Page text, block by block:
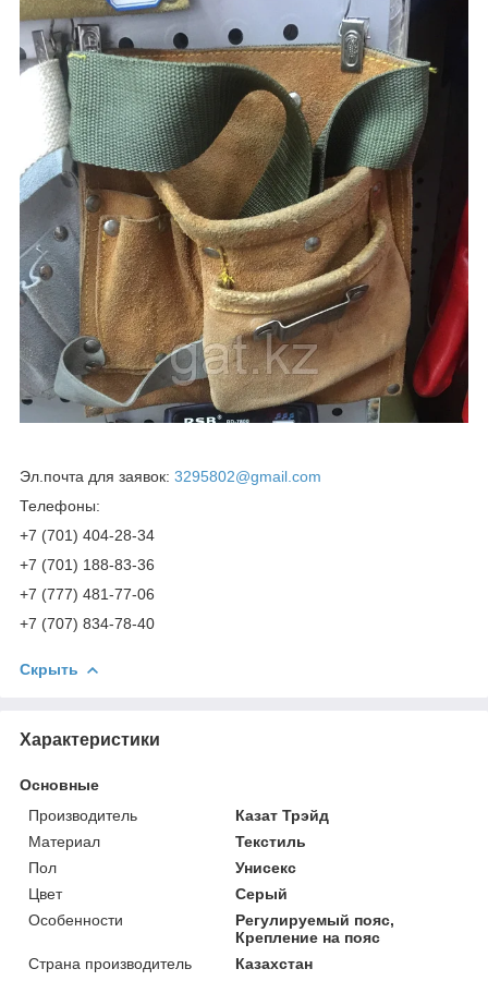
Эл.почта для заявок: 3295802@gmail.com
Телефоны:
+7 (701) 404-28-34
+7 (701) 188-83-36
+7 (777) 481-77-06
+7 (707) 834-78-40
Скрыть
Характеристики
Основные
Производитель
Казат Трэйд
Материал
Текстиль
Пол
Унисекс
Цвет
Серый
Особенности
Регулируемый пояс,
Крепление на пояс
Страна производитель
Казахстан